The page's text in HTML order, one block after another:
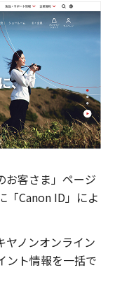
お客さま」ページ
「Canon ID」によ
ヤノンオンライン
ント情報を一括で